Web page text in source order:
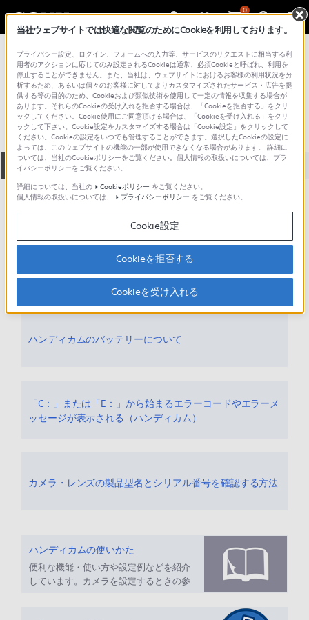
0
総合サポート・お問い合わせ テープ記録型ビデオカメラレコーダー
DCR-TRV808K
全て ダウンロード 取扱説明書 Q&A
人気のトピック
ハンディカムのお手入れ方法と保管方
法
ハンディカムのバッテリーについて
「C：」または「E：」から始まるエラーコードやエラーメ
ッセージが表示される（ハンディカム）
カメラ・レンズの製品型名とシリアル番号を確認する方法
ハンディカムの使いかた
便利な機能・使い方や設定例などを紹介
しています。カメラを設定するときの参
当社ウェブサイトでは快適な閲覧のためにCookieを利用しております。
プライバシー設定、ログイン、フォームへの入力等、サービスのリクエストに相当する利
用者のアクションに応じてのみ設定されるCookieは通常、必須Cookieと呼ばれ、利用を
停止することができません。また、当社は、ウェブサイトにおけるお客様の利用状況を分
析するため、あるいは個々のお客様に対してよりカスタマイズされたサービス・広告を提
供する等の目的のため、Cookieおよび類似技術を使用して一定の情報を収集する場合が
あります。それらのCookieの受け入れを拒否する場合は、「Cookieを拒否する」をクリ
ックしてください。Cookie使用にご同意頂ける場合は、「Cookieを受け入れる」をクリ
ックして下さい。Cookie設定をカスタマイズする場合は「Cookie設定」をクリックして
ください。Cookieの設定をいつでも管理することができます。選択したCookieの設定に
よっては、このウェブサイトの機能の一部が使用できなくなる場合があります。 詳細に
ついては、当社のCookieポリシーをご覧ください。個人情報の取扱いについては、プラ
イバシーポリシーをご覧ください。
詳細については、当社の
Cookieポリシー をご覧ください。
個人情報の取扱いについては、
プライバシーポリシー をご覧ください。
Cookie設定
Cookieを拒否する
Cookieを受け入れる